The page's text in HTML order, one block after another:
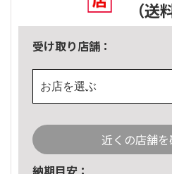
（送
受け取り店舗：
お店を選ぶ
近くの店舗
納期目安：